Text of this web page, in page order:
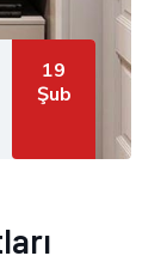
19
Şub